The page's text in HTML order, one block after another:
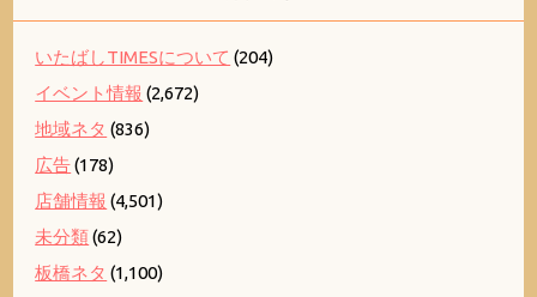
いたばしTIMESについて (204)
イベント情報 (2,672)
地域ネタ (836)
広告(178)
店舗情報 (4,501)
未分類(62)
板橋ネタ (1,100)